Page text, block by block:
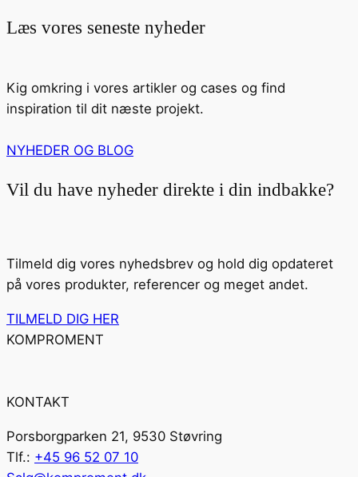
Læs vores seneste nyheder
Kig omkring i vores artikler og cases og find
inspiration til dit næste projekt.
NYHEDER OG BLOG
Vil du have nyheder direkte i din indbakke?
Tilmeld dig vores nyhedsbrev og hold dig opdateret
på vores produkter, referencer og meget andet.
TILMELD DIG HER
KOMPROMENT
KONTAKT
Porsborgparken 21, 9530 Støvring
Tlf.: +45 96 52 07 10